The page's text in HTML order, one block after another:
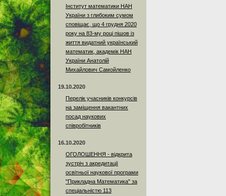
Інститут математики НАН
України з глибоким сумом
сповіщає, що 4 грудня 2020
року на 83-му році пішов із
життя видатний український
математик, академік НАН
України Анатолій
Михайлович Самойленко
19.10.2020
Перелік учасників конкурсів
на заміщення вакантних
посад наукових
співробітників
16.10.2020
ОГОЛОШЕННЯ - відкрита
зустріч з акредитації
освітньої наукової програми
"Прикладна Математика" за
спеціальністю 113